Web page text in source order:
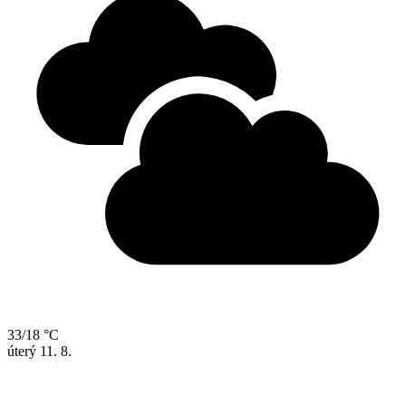
33/18 °C
úterý 11. 8.